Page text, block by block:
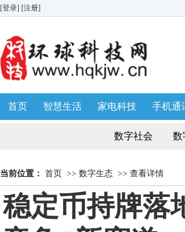
[登录] [注册]
首页 智慧生活 家电科技 手机通
AWE 家博会数字社会 数
当前位置： 首页 >> 数字生态 >> 查看详情
稳定币持牌落